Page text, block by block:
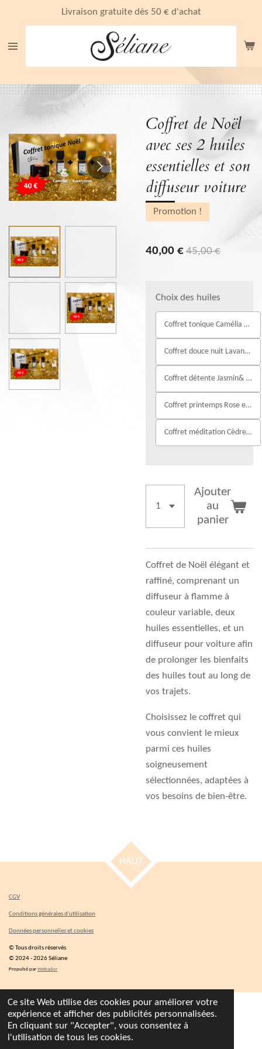
Ce site Web utilise des cookies pour améliorer votre
expérience et afficher des publicités personnalisées.
En cliquant sur "Accepter", vous consentez à
l'utilisation de tous les cookies.
contenu
Livraison gratuite dès 50 € d'achat
Coffret de Noël
avec ses 2 huiles
essentielles et son
diffuseur voiture
Promotion !
40,00 € 45,00 €
Choix des huiles
Coffret tonique Camélia & Eucalyptus
Coffret douce nuit Lavande & Bergamote
Coffret détente Jasmin& Camomille
Coffret printemps Rose et Freesia
Coffret méditation Cèdre & Vanille
Ajouter
au
panier
Coffret de Noël élégant et
raffiné, comprenant un
diffuseur à flamme à
couleur variable, deux
huiles essentielles, et un
diffuseur pour voiture afin
de prolonger les bienfaits
des huiles tout au long de
vos trajets.
Choisissez le coffret qui
vous convient le mieux
parmi ces huiles
soigneusement
sélectionnées, adaptées à
vos besoins de bien-être.
HAUT
CGV
Conditions générales d'utilisation
Donnéespersonnelleset cookies
© Tous droits réservés
© 2024 - 2026 Séliane
Propulsé par Webador